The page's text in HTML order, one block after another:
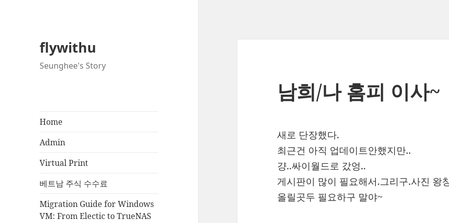
flywithu
Seunghee's Story
Home
Admin
Virtual Print
베트남 주식 수수료
Migration Guide for Windows
VM: From Electic to TrueNAS
남희/나 홈피 이사~
새로 단장했다.
최근건 아직 업데이트안했지만..
걍..싸이월드로 갔엉..
게시판이 많이 필요해서.그리구.사진 왕
올릴곳두 필요하구 말야~